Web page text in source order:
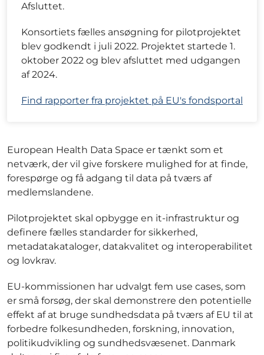
Afsluttet.
Konsortiets fælles ansøgning for pilotprojektet
blev godkendt i juli 2022. Projektet startede 1.
oktober 2022 og blev afsluttet med udgangen
af 2024.
Find rapporter fra projektet på EU's fondsportal
European Health Data Space er tænkt som et
netværk, der vil give forskere mulighed for at finde,
forespørge og få adgang til data på tværs af
medlemslandene.
Pilotprojektet skal opbygge en it-infrastruktur og
definere fælles standarder for sikkerhed,
metadatakataloger, datakvalitet og interoperabilitet
og lovkrav.
EU-kommissionen har udvalgt fem use cases, som
er små forsøg, der skal demonstrere den potentielle
effekt af at bruge sundhedsdata på tværs af EU til at
forbedre folkesundheden, forskning, innovation,
politikudvikling og sundhedsvæsenet. Danmark